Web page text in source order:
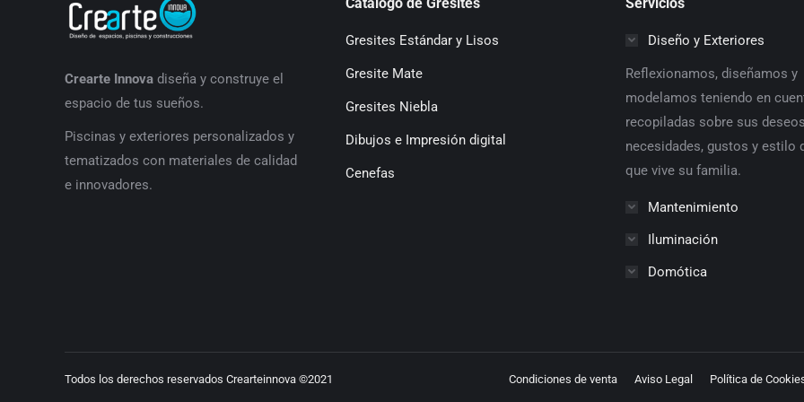
Crearte Innova diseña y construye el
espacio de tus sueños.
Piscinas y exteriores personalizados y
tematizados con materiales de calidad
e innovadores.
Gresites Estándar y Lisos
Gresite Mate
Gresites Niebla
Dibujos e Impresión digital
Cenefas
Diseño y Exteriores
Reflexionamos, diseñamos y
modelamos teniendo en
recopiladas sobre sus
necesidades, gustos y estilo
que vive su familia.
Mantenimiento
Iluminación
Domótica
Todos los derechos reservados Crearteinnova ©2021 Condiciones de venta Aviso Legal Política de